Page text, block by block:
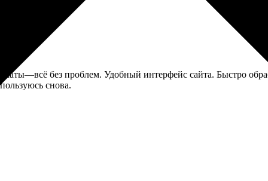
без проблем. Удобный интерфейс сайта. Быстро
снова.